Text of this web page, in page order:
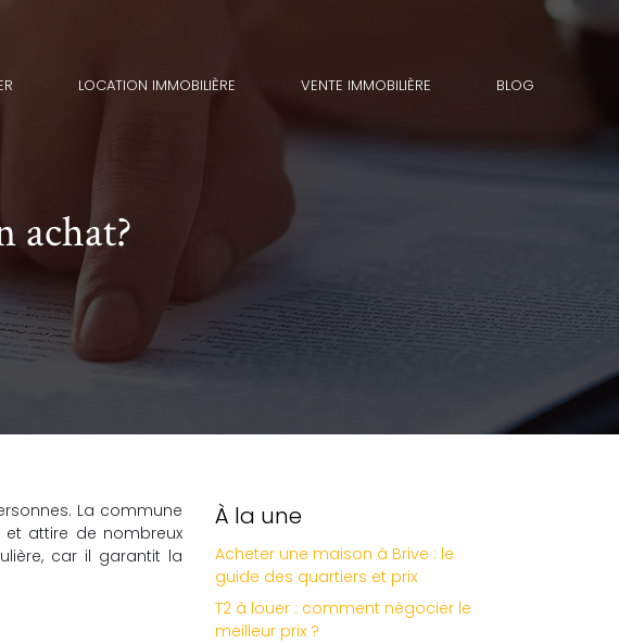
LOCATION IMMOBILIÈRE VENTE IMMOBILIÈRE BLOG
achat?
La commune
attire de nombreux
car il garantit la
À la une
Acheter une maison à Brive : le
guide des quartiers et prix
T2 à louer : comment négocier le
meilleur prix ?